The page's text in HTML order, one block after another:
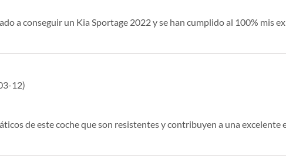
a conseguir un Kia Sportage 2022 y se han cumplido al 100% mis
12)
de este coche que son resistentes y contribuyen a una